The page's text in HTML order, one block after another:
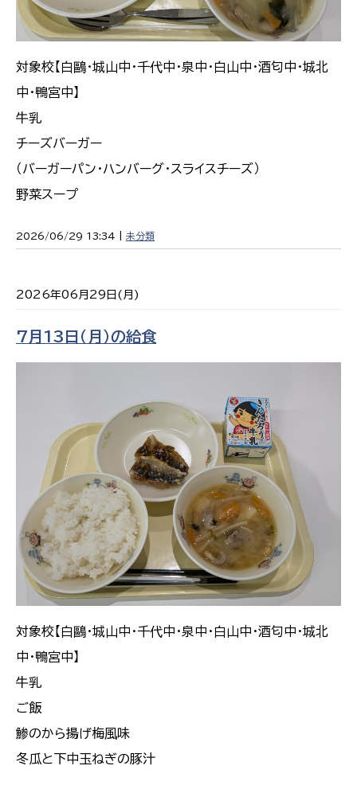
対象校【白鷗・城山中・千代中・泉中・白山中・酒匂中・城北
中・鴨宮中】
牛乳
チーズバーガー
（バーガーパン・ハンバーグ・スライスチーズ）
野菜スープ
2026/06/29 13:34 | 未分類
2026年06月29日(月)
7月13日（月）の給食
対象校【白鷗・城山中・千代中・泉中・白山中・酒匂中・城北
中・鴨宮中】
牛乳
ご飯
鯵のから揚げ梅風味
冬瓜と下中玉ねぎの豚汁